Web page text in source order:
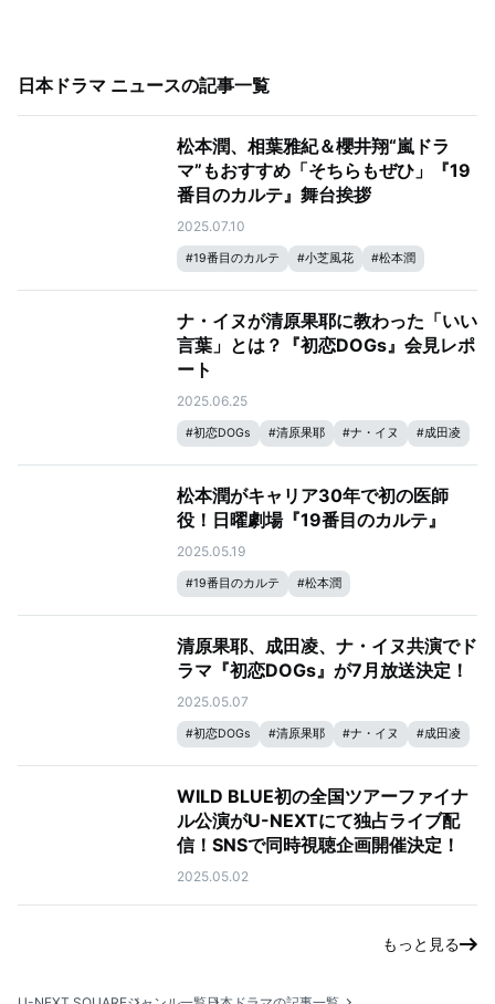
日本ドラマ ニュースの記事一覧
松本潤、相葉雅紀＆櫻井翔“嵐ドラ
マ”もおすすめ「そちらもぜひ」『19
番目のカルテ』舞台挨拶
2025.07.10
#19番目のカルテ #小芝風花 #松本潤
ナ・イヌが清原果耶に教わった「いい
言葉」とは？『初恋DOGs』会見レポ
ート
2025.06.25
#初恋DOGs #清原果耶 #ナ・イヌ #成田凌
松本潤がキャリア30年で初の医師
役！日曜劇場『19番目のカルテ』
2025.05.19
#19番目のカルテ #松本潤
清原果耶、成田凌、ナ・イヌ共演でド
ラマ『初恋DOGs』が7月放送決定！
2025.05.07
#初恋DOGs #清原果耶 #ナ・イヌ #成田凌
WILD BLUE初の全国ツアーファイナ
ル公演がU-NEXTにて独占ライブ配
信！SNSで同時視聴企画開催決定！
2025.05.02
もっと見る